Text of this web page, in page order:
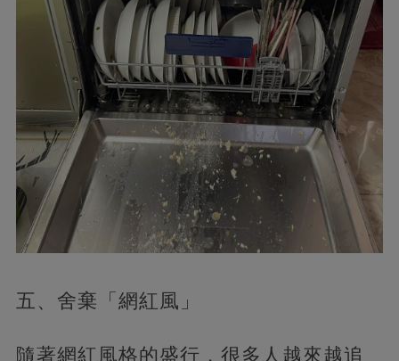
五、舍棄「網紅風」
隨著網紅風格的盛行，很多人越來越追